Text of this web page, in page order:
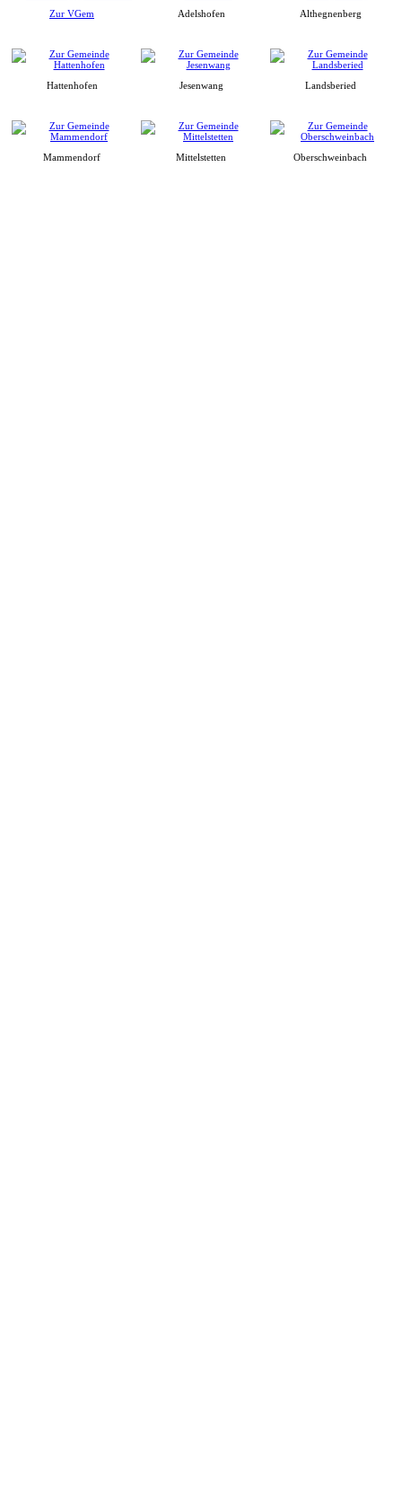
Zur VGem Adelshofen Althegnenberg
Hattenhofen Jesenwang Landsberied
Mammendorf Mittelstetten Oberschweinbach